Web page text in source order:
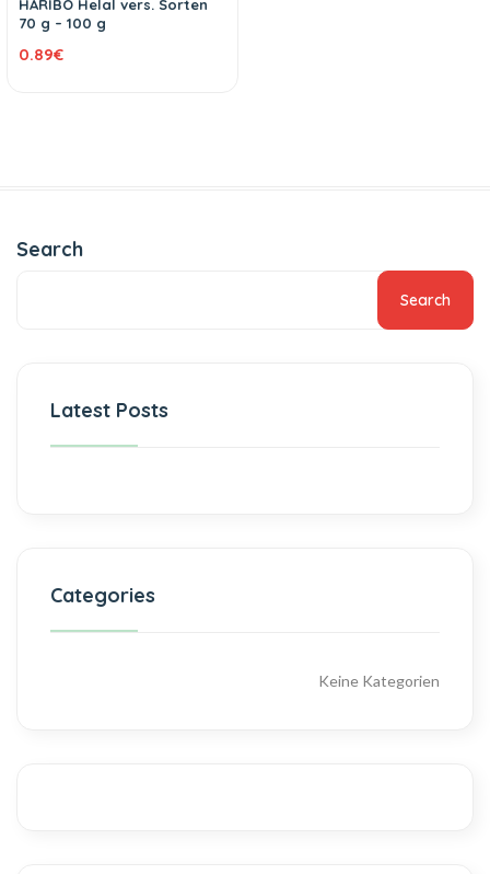
HARIBO Helal vers. Sorten
70 g – 100 g
0.89€
Search
Search
Latest Posts
Categories
Keine Kategorien